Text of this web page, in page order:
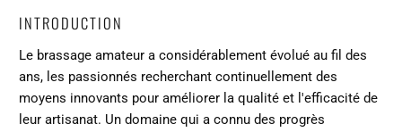
INTRODUCTION
Le brassage amateur a considérablement évolué au fil des
ans, les passionnés recherchant continuellement des
moyens innovants pour améliorer la qualité et l'efficacité de
leur artisanat. Un domaine qui a connu des progrès